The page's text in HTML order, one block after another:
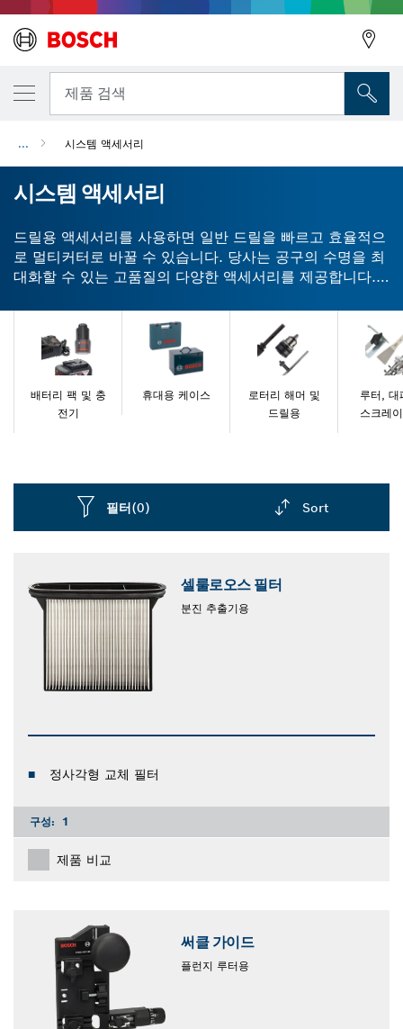
제품 검색
... 시스템 액세서리
시스템 액세서리
드릴용 액세서리를 사용하면 일반 드릴을 빠르고 효율적으
로 멀티커터로 바꿀 수 있습니다. 당사는 공구의 수명을 최
대화할 수 있는 고품질의 다양한 액세서리를 제공합니다.
킵니다. 샌딩 가이드, 플레이트 및 프레임은 사용 가능한 수
많은 샌더 액세서리 중 일부에 불과합니다. 드릴, 드라이버,
톱, 샌더용 Bosch 액세서리로 최상의 결과물을 완성하십
배터리 팩 및 충
전기
휴대용 케이스
로터리 해머 및
드릴용
루터, 대
스크레
필터(0) Sort
셀룰로오스 필터
분진 추출기용
정사각형 교체 필터
구성: 1
제품 비교
써클 가이드
플런지 루터용